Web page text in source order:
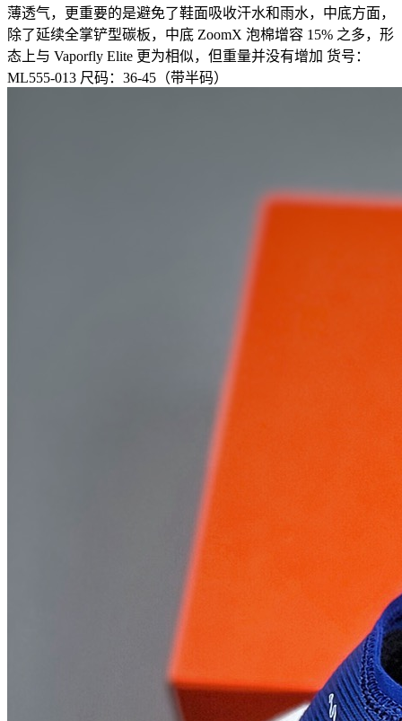
薄透气，更重要的是避免了鞋面吸收汗水和雨水，中底方面，
除了延续全掌铲型碳板，中底 ZoomX 泡棉增容 15% 之多，形
态上与 Vaporfly Elite 更为相似，但重量并没有增加 货号：
ML555-013 尺码：36-45（带半码）